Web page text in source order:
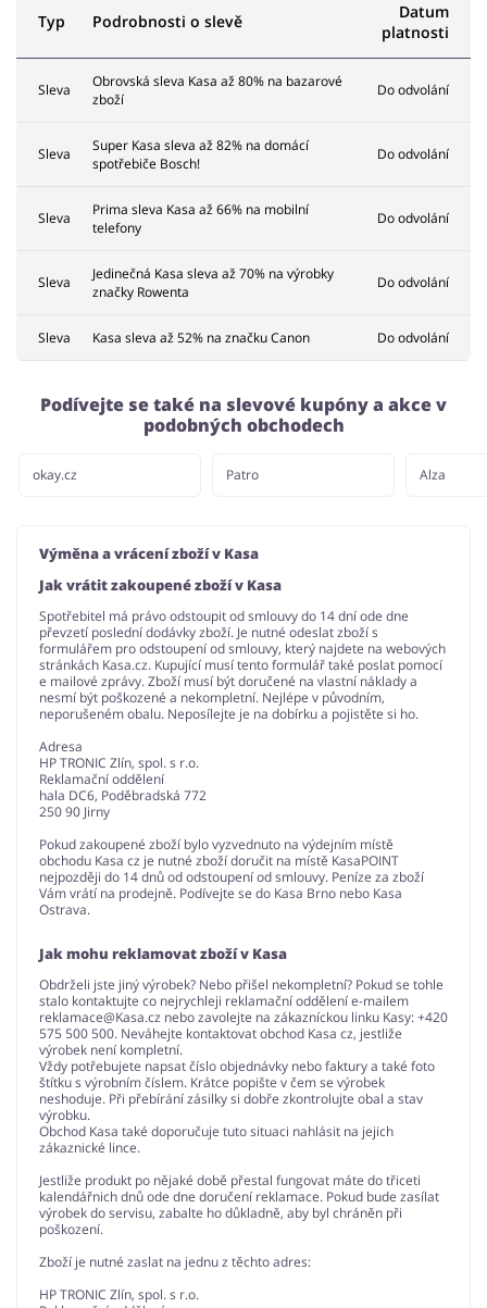
Typ Podrobnosti o slevě
Datum
platnosti
Sleva
Obrovská sleva Kasa až 80% na bazarové
zboží
Do odvolání
Sleva
Super Kasa sleva až 82% na domácí
spotřebiče Bosch!
Do odvolání
Sleva
Prima sleva Kasa až 66% na mobilní
telefony
Do odvolání
Sleva
Jedinečná Kasa sleva až 70% na výrobky
značky Rowenta
Do odvolání
Sleva Kasa sleva až 52% na značku Canon Do odvolání
Podívejte se také na slevové kupóny a akce v
podobných obchodech
okay.cz Patro Alza
Výměna a vrácení zboží v Kasa
Jak vrátit zakoupené zboží v Kasa
Spotřebitel má právo odstoupit od smlouvy do 14 dní ode dne
převzetí poslední dodávky zboží. Je nutné odeslat zboží s
formulářem pro odstoupení od smlouvy, který najdete na webových
stránkách Kasa.cz. Kupující musí tento formulář také poslat pomocí
e mailové zprávy. Zboží musí být doručené na vlastní náklady a
nesmí být poškozené a nekompletní. Nejlépe v původním,
neporušeném obalu. Neposílejte je na dobírku a pojistěte si ho.
Adresa
HP TRONIC Zlín, spol. s r.o.
Reklamační oddělení
hala DC6, Poděbradská 772
250 90 Jirny
Pokud zakoupené zboží bylo vyzvednuto na výdejním místě
obchodu Kasa cz je nutné zboží doručit na místě KasaPOINT
nejpozději do 14 dnů od odstoupení od smlouvy. Peníze za zboží
Vám vrátí na prodejně. Podívejte se do Kasa Brno nebo Kasa
Ostrava.
Jak mohu reklamovat zboží v Kasa
Obdrželi jste jiný výrobek? Nebo přišel nekompletní? Pokud se tohle
stalo kontaktujte co nejrychleji reklamační oddělení e-mailem
reklamace@Kasa.cz nebo zavolejte na zákazníckou linku Kasy: +420
575 500 500. Neváhejte kontaktovat obchod Kasa cz, jestliže
výrobek není kompletní.
Vždy potřebujete napsat číslo objednávky nebo faktury a také foto
štítku s výrobním číslem. Krátce popište v čem se výrobek
neshoduje. Při přebírání zásilky si dobře zkontrolujte obal a stav
výrobku.
Obchod Kasa také doporučuje tuto situaci nahlásit na jejich
zákaznické lince.
Jestliže produkt po nějaké době přestal fungovat máte do třiceti
kalendářnich dnů ode dne doručení reklamace. Pokud bude zasílat
výrobek do servisu, zabalte ho důkladně, aby byl chráněn při
poškození.
Zboží je nutné zaslat na jednu z těchto adres:
HP TRONIC Zlín, spol. s r.o.